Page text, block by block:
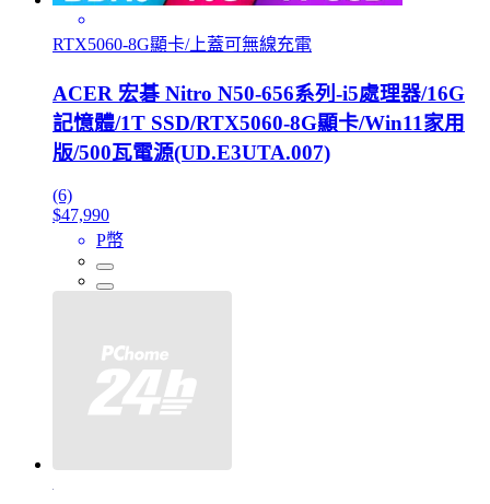
RTX5060-8G顯卡/上蓋可無線充電
ACER 宏碁 Nitro N50-656系列-i5處理器/16G
記憶體/1T SSD/RTX5060-8G顯卡/Win11家用
版/500瓦電源(UD.E3UTA.007)
(6)
$47,990
P幣